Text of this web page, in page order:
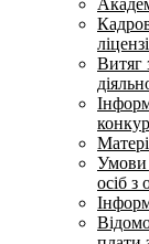
Витяг
Умови
осіб з